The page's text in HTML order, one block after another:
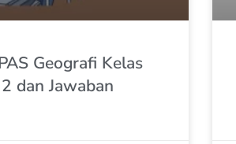
Geografi Kelas
dan Jawaban